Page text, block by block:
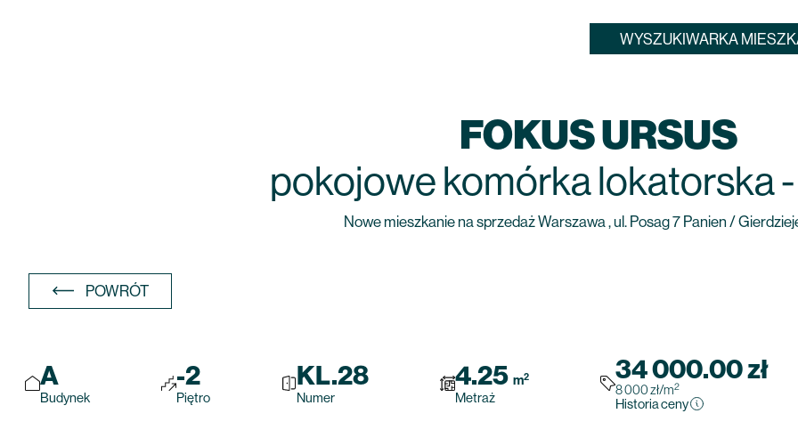
WYSZUKIWARKA
FOKUS URSUS
pokojowekomórka lokatorska
Nowe mieszkanie na sprzedaż Warszawa , ul. Posag 7 Panien /
POWRÓT
Budynek
A
Piętro
-2
Numer
KL.28
Metraż
4.25m2
Historia ceny
34 000.00zł
8 000zł/m2